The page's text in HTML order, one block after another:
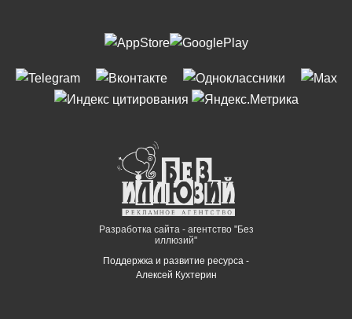
Разработка сайта - агентство "Без
иллюзий"
Поддержка и развитие ресурса -
Алексей Кухтерин